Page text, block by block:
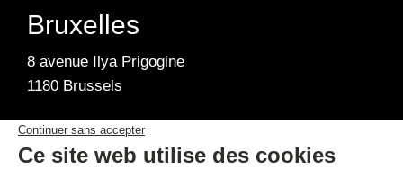
Bruxelles
8 avenue Ilya Prigogine
1180 Brussels
Mentions légales Politique de confidentialité